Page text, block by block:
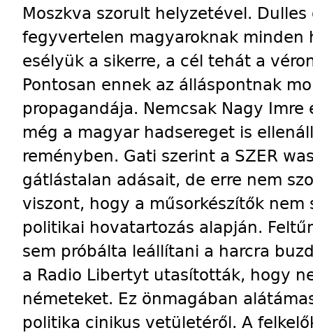
Moszkva szorult helyzetével.
fegyvertelen magyaroknak minden
esélyük a sikerre, a cél tehát a
Pontosan ennek az álláspontnak
propagandája. Nemcsak Nagy
még a magyar hadsereget is
reményben. Gati szerint a SZER
gátlástalan adásait, de erre nem
vi­szont, hogy a mű­sorkészítők
politikai hovatartozás alapján.
sem próbálta leállítani a harcra
a Radio Libertyt utasították, hogy
németeket. Ez önmagában
politika cinikus vetületéről. A